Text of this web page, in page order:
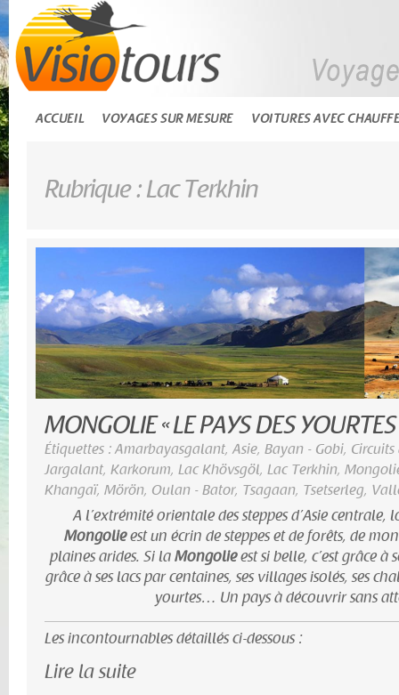
ACCUEIL VOYAGES SUR MESURE VOITURES AVEC
Rubrique : Lac Terkhin
MONGOLIE « LE PAYS DES YOURTES
Étiquettes : Amarbayasgalant, Asie, Bayan - Gobi,
Jargalant, Karkorum, Lac Khövsgöl, Lac Terkhin,
Khangaï, Mörön, Oulan - Bator, Tsagaan, Tsetserleg,
A l’extrémité orientale des steppes d’Asie
Mongolieest un écrin de steppes et de forêts, de
plaines arides. Si laMongolieest si belle, c’est grâce à
grâce à ses lacs par centaines, ses villages isolés, ses
yourtes… Un pays à découvrir sans
Les incontournables détaillés ci-dessous :
Lire la suite